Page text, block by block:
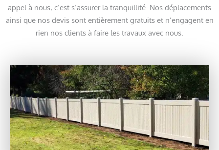
appel à nous, c’est s’assurer la tranquillité. Nos déplacements
ainsi que nos devis sont entièrement gratuits et n’engagent en
rien nos clients à faire les travaux avec nous.